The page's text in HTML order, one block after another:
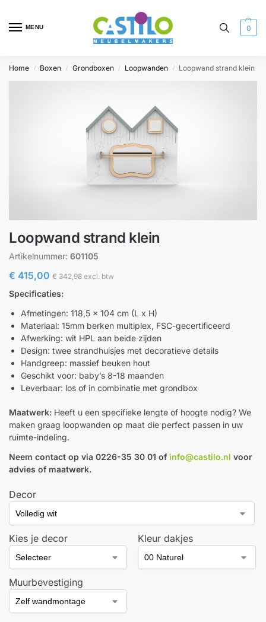
MENU 0
Home / Boxen / Grondboxen / Loopwanden / Loopwand strand klein
Loopwand strand klein
Artikelnummer: 601105
€ 415,00 € 342,98 excl. btw
Specificaties:
Afmetingen: 118,5 x 104 cm (L x H)
Materiaal: 15mm berken multiplex, FSC-gecertificeerd
Afwerking: wit HPL aan beide zijden
Design: twee strandhuisjes met decoratieve details
Handgreep: massief beuken hout
Geschikt voor: baby’s 8-18 maanden
Leverbaar: los of in combinatie met grondbox
Maatwerk: Heeft u een specifieke lengte of hoogte nodig? We
maken graag loopwanden op maat die perfect passen in uw
ruimte-indeling.
Neem contact op via 0226-35 30 01 of info@castilo.nl voor
advies of maatwerk.
Decor
Kies je decor Kleur dakjes
Muurbevestiging